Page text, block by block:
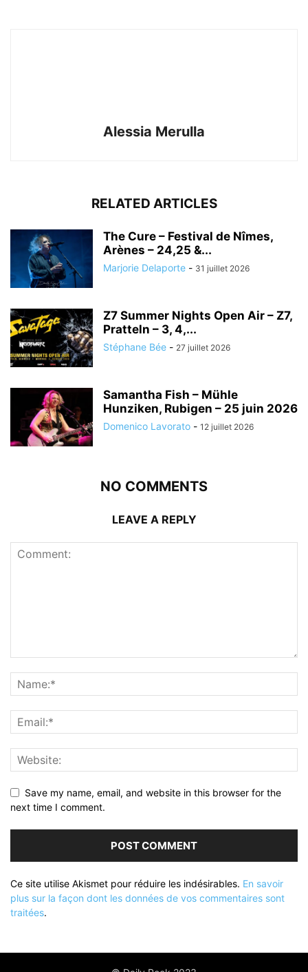
Alessia Merulla
RELATED ARTICLES
The Cure – Festival de Nîmes,
Arènes – 24,25 &...
Marjorie Delaporte - 31 juillet 2026
Z7 Summer Nights Open Air – Z7,
Pratteln – 3, 4,...
Stéphane Bée - 27 juillet 2026
Samantha Fish – Mühle
Hunziken, Rubigen – 25 juin 2026
Domenico Lavorato - 12 juillet 2026
NO COMMENTS
LEAVE A REPLY
Save my name, email, and website in this browser for the
next time I comment.
Ce site utilise Akismet pour réduire les indésirables. En savoir
plus sur la façon dont les données de vos commentaires sont
traitées.